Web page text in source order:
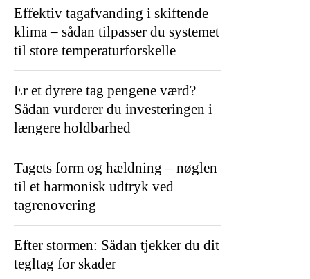
Effektiv tagafvanding i skiftende
klima – sådan tilpasser du systemet
til store temperaturforskelle
Er et dyrere tag pengene værd?
Sådan vurderer du investeringen i
længere holdbarhed
Tagets form og hældning – nøglen
til et harmonisk udtryk ved
tagrenovering
Efter stormen: Sådan tjekker du dit
tegltag for skader